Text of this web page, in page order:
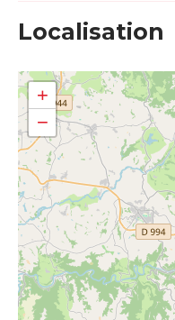
Localisation
+
−